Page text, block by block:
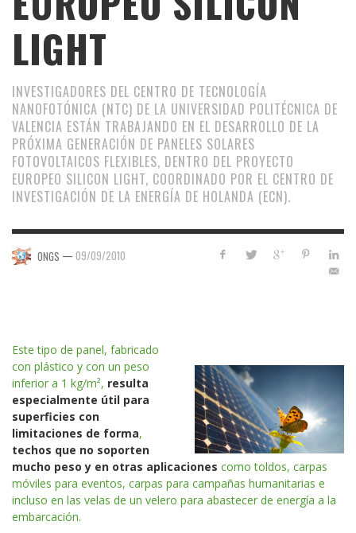
LIGHT
INVESTIGADORES DEL CENTRO DE TECNOLOGÍA
NANOFOTÓNICA (NTC) DE LA UNIVERSIDAD POLITÉCNICA DE
VALENCIA ESTÁN TRABAJANDO EN EL DESARROLLO DE LA
PRÓXIMA GENERACIÓN DE PANELES SOLARES
FOTOVOLTAICOS FLEXIBLES, DENTRO DEL PROYECTO
EUROPEO SILICON LIGHT, COORDINADO POR EL CENTRO DE
INVESTIGACIÓN DE LA ENERGÍA DE HOLANDA (ECN).
ONGS — 09/09/2010
Este tipo de panel, fabricado
con plástico y con un peso
inferior a 1 kg/m², resulta
especialmente útil para
superficies con
limitaciones de forma,
techos que no soporten
mucho peso y en otras aplicaciones como toldos, carpas
móviles para eventos, carpas para campañas humanitarias e
incluso en las velas de un velero para abastecer de energía a la
embarcación.